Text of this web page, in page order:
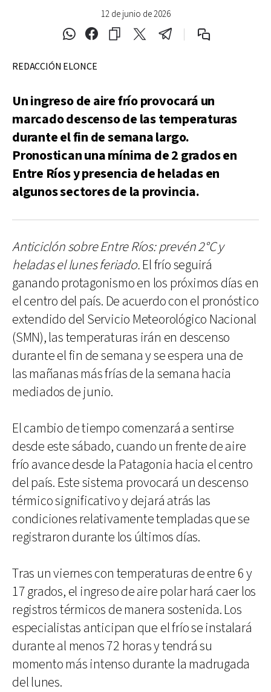
12 de junio de 2026
REDACCIÓN ELONCE
Un ingreso de aire frío provocará un
marcado descenso de las temperaturas
durante el fin de semana largo.
Pronostican una mínima de 2 grados en
Entre Ríos y presencia de heladas en
algunos sectores de la provincia.
Anticiclón sobre Entre Ríos: prevén 2°C y
heladas el lunes feriado.El frío seguirá
ganando protagonismo en los próximos días en
el centro del país. De acuerdo con el pronóstico
extendido del Servicio Meteorológico Nacional
(SMN), las temperaturas irán en descenso
durante el fin de semana y se espera una de
las mañanas más frías de la semana hacia
mediados de junio.
El cambio de tiempo comenzará a sentirse
desde este sábado, cuando un frente de aire
frío avance desde la Patagonia hacia el centro
del país. Este sistema provocará un descenso
térmico significativo y dejará atrás las
condiciones relativamente templadas que se
registraron durante los últimos días.
Tras un viernes con temperaturas de entre 6 y
17 grados, el ingreso de aire polar hará caer los
registros térmicos de manera sostenida. Los
especialistas anticipan que el frío se instalará
durante al menos 72 horas y tendrá su
momento más intenso durante la madrugada
del lunes.